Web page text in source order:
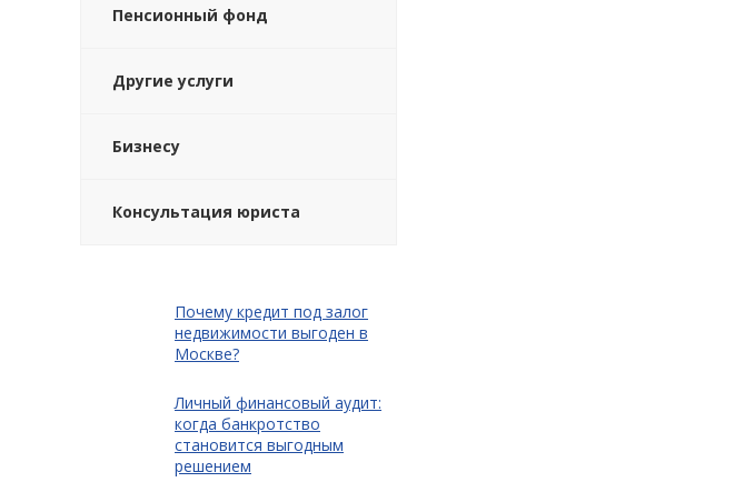
Пенсионный фонд
Другие услуги
Бизнесу
Консультация юриста
Почему кредит под залог
недвижимости выгоден в
Москве?
Личный финансовый аудит:
когда банкротство
становится выгодным
решением